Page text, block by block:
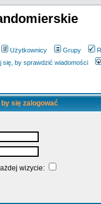
Użytkownicy Grupy
się, by sprawdzić wiadomości
się zalogować
wizycie: